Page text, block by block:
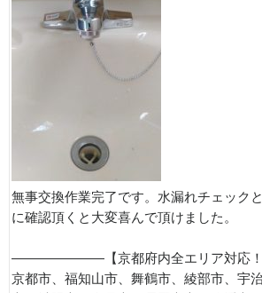
無事交換作業完了です。水漏れチェック
に確認頂くと大変喜んで頂けました。
———————【京都府内全エリア対
京都市、福知山市、舞鶴市、綾部市、宇